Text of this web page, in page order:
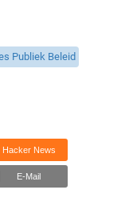
Publiek Beleid
Hacker News
E-Mail